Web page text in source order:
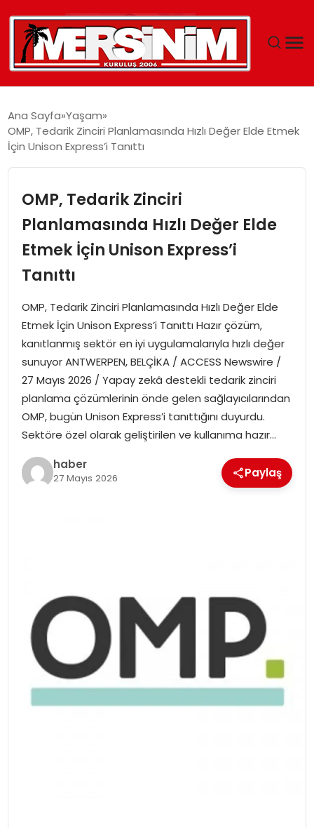
YAŞAM
EĞITIM
EKONOMI
MAGAZIN
DÜNYA
OTOMOBIL
Ana Sayfa Yaşam
OMP, Tedarik Zinciri Planlamasında Hızlı Değer Elde Etmek
İçin Unison Express’i Tanıttı
OMP, Tedarik Zinciri
Planlamasında Hızlı Değer Elde
Etmek İçin Unison Express’i
Tanıttı
OMP, Tedarik Zinciri Planlamasında Hızlı Değer Elde
Etmek İçin Unison Express’i Tanıttı Hazır çözüm,
kanıtlanmış sektör en iyi uygulamalarıyla hızlı değer
sunuyor ANTWERPEN, BELÇİKA / ACCESS Newswire /
27 Mayıs 2026 / Yapay zekâ destekli tedarik zinciri
planlama çözümlerinin önde gelen sağlayıcılarından
OMP, bugün Unison Express’i tanıttığını duyurdu.
Sektöre özel olarak geliştirilen ve kullanıma hazır…
haber
27 Mayıs 2026 Paylaş